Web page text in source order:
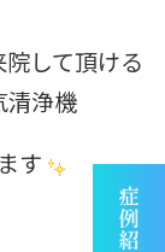
して頂ける
清浄機
す